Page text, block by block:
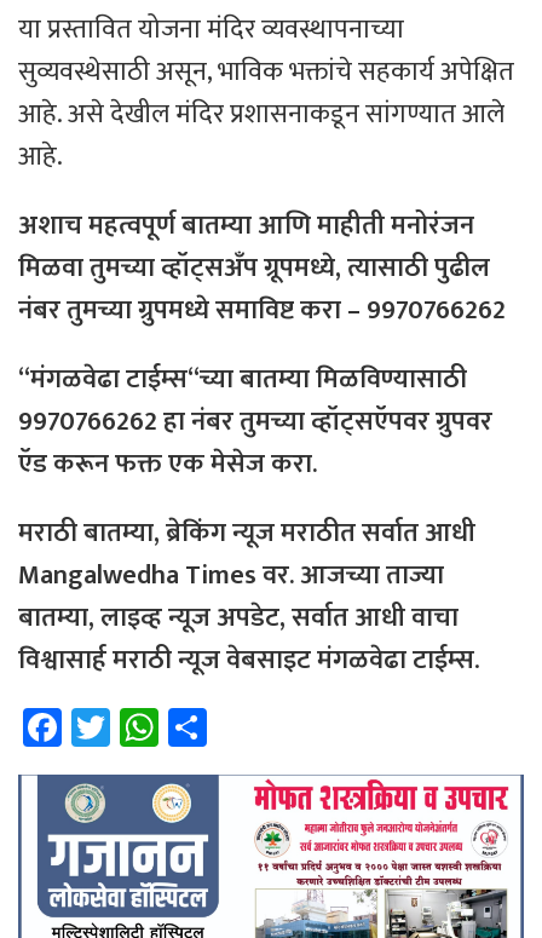
या प्रस्तावित योजना मंदिर व्यवस्थापनाच्या
सुव्यवस्थेसाठी असून, भाविक भक्तांचे सहकार्य अपेक्षित
आहे. असे देखील मंदिर प्रशासनाकडून सांगण्यात आले
आहे.
अशाचमहत्वपूर्णबातम्याआणिमाहीतीमनोरंजन
मिळवातुमच्याव्हॉट्सअँपग्रूपमध्ये,त्यासाठीपुढील
नंबरतुमच्याग्रुपमध्येसमाविष्टकरा– 9970766262
“मंगळवेढाटाईम्स“च्याबातम्यामिळविण्यासाठी
9970766262हानंबरतुमच्याव्हॉट्सऍपवरग्रुपवर
ऍडकरूनफक्तएकमेसेजकरा.
मराठीबातम्या,ब्रेकिंगन्यूजमराठीतसर्वातआधी
Mangalwedha Timesवर.आजच्याताज्या
बातम्या,लाइव्हन्यूजअपडेट,सर्वातआधीवाचा
विश्वासार्हमराठीन्यूजवेबसाइटमंगळवेढाटाईम्स.
Fa
ce
b
o
ok
T
wi
er
W
h
at
sA
p
p
ar